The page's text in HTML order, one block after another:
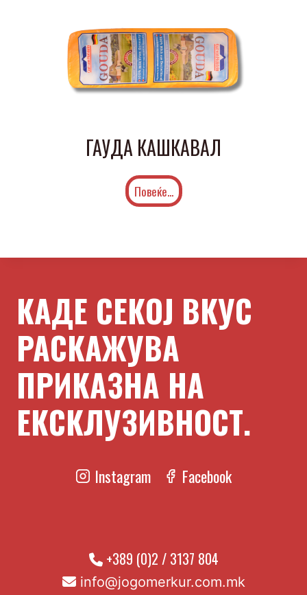
ГАУДА КАШКАВАЛ
Повеќе...
КАДЕ СЕКОЈ ВКУС
РАСКАЖУВА
ПРИКАЗНА НА
ЕКСКЛУЗИВНОСТ.
Instagram Facebook
+389 (0)2 / 3137 804
info@jogomerkur.com.mk